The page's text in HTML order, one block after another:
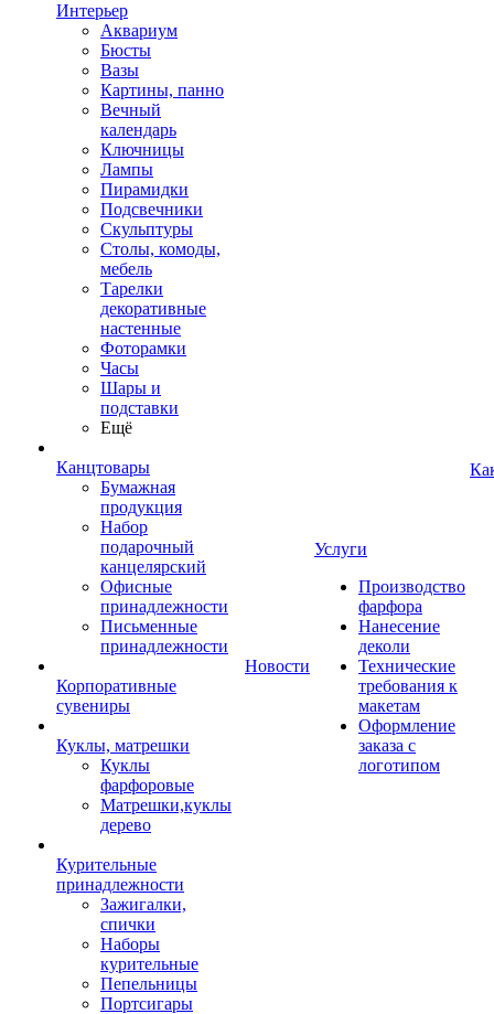
Интерьер
Аквариум
Бюсты
Вазы
Картины, панно
Вечный
календарь
Ключницы
Лампы
Пирамидки
Подсвечники
Скульптуры
Столы, комоды,
мебель
Тарелки
декоративные
настенные
Фоторамки
Часы
Шары и
подставки
Ещё
Канцтовары
Бумажная
продукция
Набор
подарочный
канцелярский
Офисные
принадлежности
Письменные
принадлежности
Корпоративные
сувениры
Куклы, матрешки
Куклы
фарфоровые
Матрешки,куклы
дерево
Курительные
принадлежности
Зажигалки,
спички
Наборы
курительные
Пепельницы
Портсигары
Новости
Услуги
Производство
фарфора
Нанесение
деколи
Технические
требования к
макетам
Оформление
заказа с
логотипом